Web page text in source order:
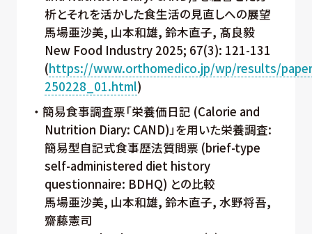
析とそれを活かした食生活の見直しへの展望
馬場亜沙美, 山本和雄, 鈴木直子, 髙良毅
New Food Industry 2025; 67(3): 121-131
(https://www.orthomedico.jp/wp/results/
250228_01.html)
簡易食事調査票「栄養価日記 (Calorie and
Nutrition Diary: CAND)」を用いた栄養調査:
簡易型自記式食事歴法質問票 (brief-type
self-administered diet history
questionnaire: BDHQ) との比較
馬場亜沙美, 山本和雄, 鈴木直子, 水野将吾,
齋藤憲司